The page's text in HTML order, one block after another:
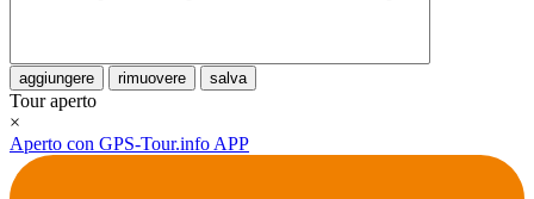
aggiungere rimuovere salva
Tour aperto
×
Aperto con GPS-Tour.info APP